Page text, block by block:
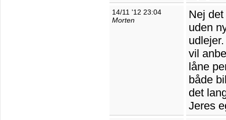
14/11 '12 23:04
Morten
Nej
uden
vil
låne
både
det
Jeres